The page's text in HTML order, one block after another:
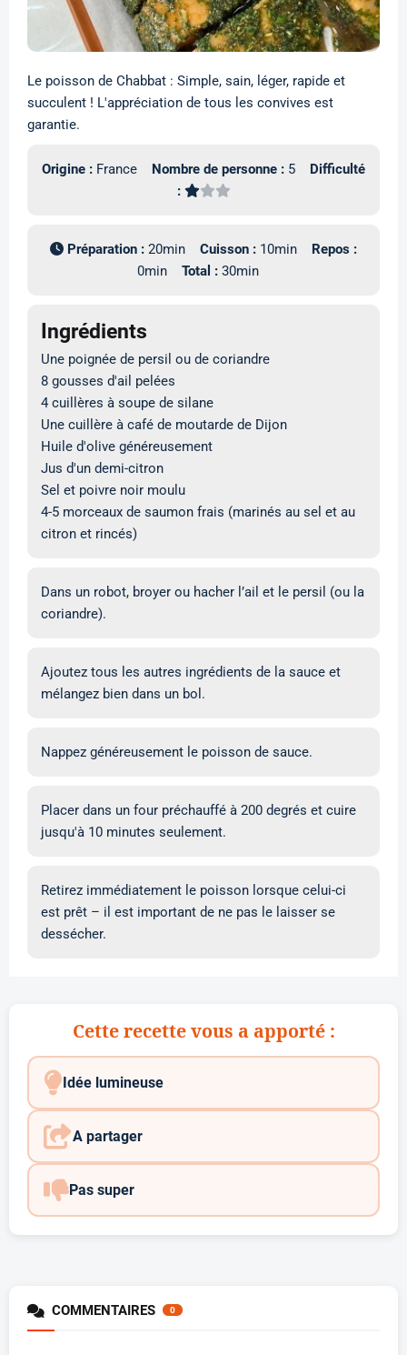
Le poisson de Chabbat : Simple, sain, léger, rapide et
succulent ! L'appréciation de tous les convives est
garantie.
Origine : France Nombre de personne : 5 Difficulté
:
Préparation : 20min Cuisson : 10min Repos :
0min Total : 30min
Ingrédients
Une poignée de persil ou de coriandre
8 gousses d'ail pelées
4 cuillères à soupe de silane
Une cuillère à café de moutarde de Dijon
Huile d'olive généreusement
Jus d'un demi-citron
Sel et poivre noir moulu
4-5 morceaux de saumon frais (marinés au sel et au
citron et rincés)
Dans un robot, broyer ou hacher l’ail et le persil (ou la
coriandre).
Ajoutez tous les autres ingrédients de la sauce et
mélangez bien dans un bol.
Nappez généreusement le poisson de sauce.
Placer dans un four préchauffé à 200 degrés et cuire
jusqu'à 10 minutes seulement.
Retirez immédiatement le poisson lorsque celui-ci
est prêt – il est important de ne pas le laisser se
dessécher.
Cette recette vous a apporté :
Idée lumineuse
A partager
Pas super
COMMENTAIRES 0